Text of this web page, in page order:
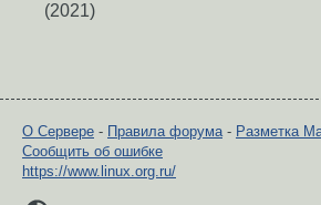
(2021)
О Сервере - Правила форума- Разметка
Сообщить об ошибке
https://www.linux.org.ru/